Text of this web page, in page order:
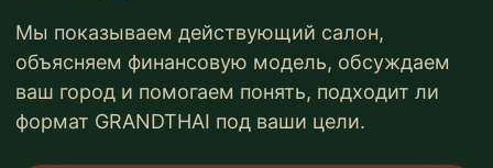
Мы показываем действующий салон,
объясняем финансовую модель, обсуждаем
ваш город и помогаем понять, подходит ли
формат GRANDTHAI под ваши цели.